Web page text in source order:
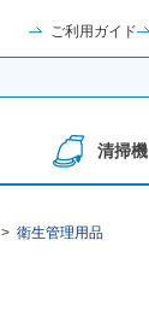
ご利用ガイド
清掃機
> 衛生管理用品